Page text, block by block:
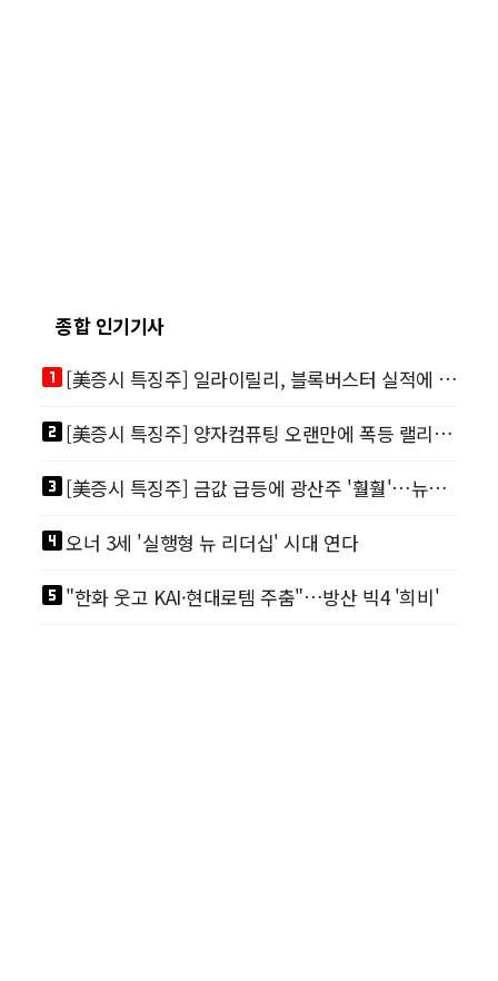
종합 인기기사
looks_one [美증시 특징주] 일라이릴리, 블록버스터 실적에 급등…마운자로 매출 폭발
looks_two [美증시 특징주] 양자컴퓨팅 오랜만에 폭등 랠리…디웨이브·아이온큐 주도
looks_3 [美증시 특징주] 금값 급등에 광산주 '훨훨'…뉴몬트·바릭마이닝 주도
looks_4오너 3세 '실행형 뉴 리더십' 시대 연다
looks_5"한화 웃고 KAI·현대로템 주춤"…방산 빅4 '희비'